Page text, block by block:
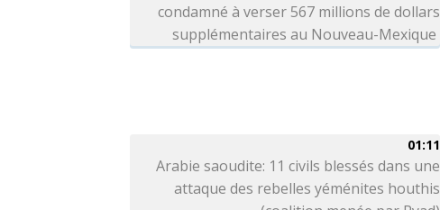
condamné à verser 567 millions de dollars
supplémentaires au Nouveau-Mexique
01:11
Arabie saoudite: 11 civils blessés dans une
attaque des rebelles yéménites houthis